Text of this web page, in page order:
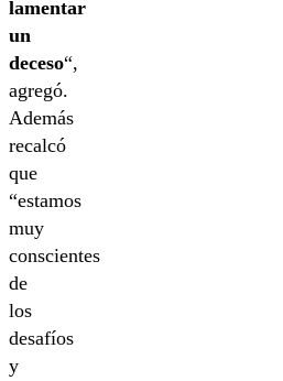
lamentar
un
deceso“,
agregó.
Además
recalcó
que
“estamos
muy
conscientes
de
los
desafíos
y